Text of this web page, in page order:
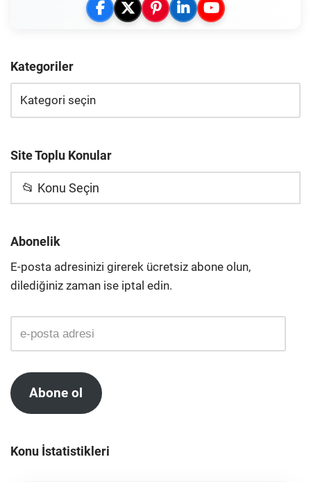
Kategoriler
Site Toplu Konular
📂 Konu Seçin
Abonelik
E-posta adresinizi girerek ücretsiz abone olun,
dilediğiniz zaman ise iptal edin.
Abone ol
Konu İstatistikleri